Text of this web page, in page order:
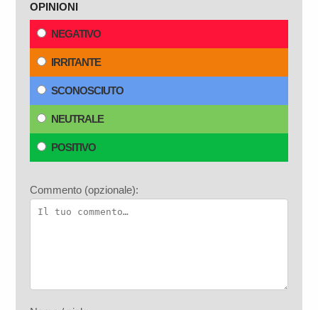
OPINIONI
NEGATIVO
IRRITANTE
SCONOSCIUTO
NEUTRALE
POSITIVO
Commento (opzionale):